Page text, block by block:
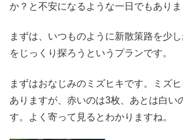
か？と不安になるような一日でもありま
まずは、いつものように新散策路を少
をじっくり探ろうというプランです。
まずはおなじみのミズヒキです。ミズ
ありますが、赤いのは3枚、あとは白い
す。よく寄って見るとわかりますね。